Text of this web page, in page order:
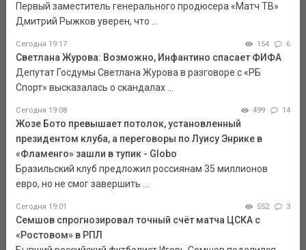
Первый заместитель генерального продюсера «Матч ТВ»
Дмитрий Рыжков уверен, что ...
Сегодня 19:17 154 6
Светлана Журова: Возможно, Инфантино спасает ФИФА
Депутат Госдумы Светлана Журова в разговоре с «РБ
Спорт» высказалась о скандалах ...
Сегодня 19:08 499 14
Жозе Бото превышает потолок, установленный
президентом клуба, а переговоры по Луису Энрике в
«Фламенго» зашли в тупик - Globo
Бразильский клуб предложил россиянам 35 миллионов
евро, но не смог завершить ...
Сегодня 19:01 552 3
Семшов спрогнозировал точный счёт матча ЦСКА с
«Ростовом» в РПЛ